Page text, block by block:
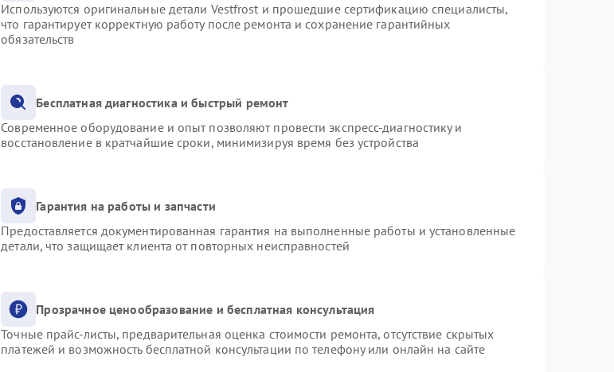
Используются оригинальные детали Vestfrost и прошедшие сертификацию специалисты,
что гарантирует корректную работу после ремонта и сохранение гарантийных
обязательств
Бесплатная диагностика и быстрый ремонт
Современное оборудование и опыт позволяют провести экспресс-диагностику и
восстановление в кратчайшие сроки, минимизируя время без устройства
Гарантия на работы и запчасти
Предоставляется документированная гарантия на выполненные работы и установленные
детали, что защищает клиента от повторных неисправностей
Прозрачное ценообразование и бесплатная консультация
Точные прайс-листы, предварительная оценка стоимости ремонта, отсутствие скрытых
платежей и возможность бесплатной консультации по телефону или онлайн на сайте